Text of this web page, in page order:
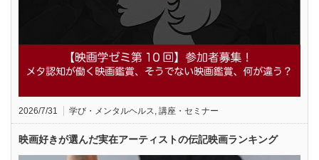
2026/7/31 学び・メンタルヘルス 講座・セミナー
映画好きが選んだ実在アーティストの伝記映画ランキング